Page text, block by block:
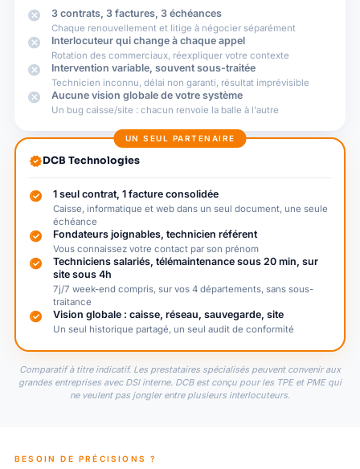
cancel 3 contrats, 3 factures, 3 échéances
Chaque renouvellement et litige à négocier séparément
cancel Interlocuteur qui change à chaque appel
Rotation des commerciaux, réexpliquer votre contexte
cancel Intervention variable, souvent sous-traitée
Technicien inconnu, délai non garanti, résultat imprévisible
cancel Aucune vision globale de votre système
Un bug caisse/site : chacun renvoie la balle à l'autre
UN SEUL PARTENAIRE
verifiedDCB Technologies
check_circle 1 seul contrat, 1 facture consolidée
Caisse, informatique et web dans un seul document, une seule
échéance
check_circle Fondateurs joignables, technicien référent
Vous connaissez votre contact par son prénom
check_circle
Techniciens salariés, télémaintenance sous 20 min, sur
site sous 4h
7j/7 week-end compris, sur vos 4 départements, sans sous-
traitance
check_circle Vision globale : caisse, réseau, sauvegarde, site
Un seul historique partagé, un seul audit de conformité
Comparatif à titre indicatif. Les prestataires spécialisés peuvent convenir aux
grandes entreprises avec DSI interne. DCB est conçu pour les TPE et PME qui
ne veulent pas jongler entre plusieurs interlocuteurs.
BESOIN DE PRÉCISIONS ?